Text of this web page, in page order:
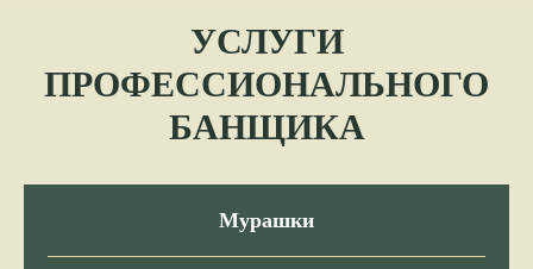
УСЛУГИ
ПРОФЕССИОНАЛЬНОГО
БАНЩИКА
Мурашки